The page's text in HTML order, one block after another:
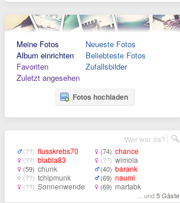
Meine Fotos
Album einrichten
Favoriten
Zuletzt angesehen
Neueste Fotos
Beliebteste Fotos
Zufallsbilder
Fotos hochladen
(??) flusskrebs70
(??) blabla83
(59) chunk
(??) tchipmunk
(??) Sonnenwende
(74) chance
(??) wimola
(40) barank
(69) naumi
(69) martabk
... und5 Gäste
Wer war da?